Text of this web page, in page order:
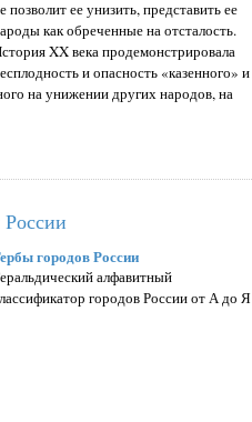
позволит ее унизить, представить ее
как обреченные на отсталость.
XX века продемонстрировала
и опасность «казенного» и
на унижении других народов, на
городов России
алфавитный
городов России от А до Я